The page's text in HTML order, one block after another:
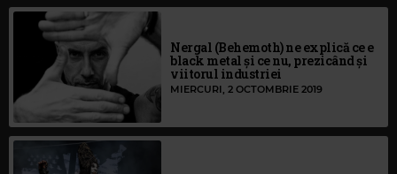
Nergal (Behemoth) ne explică ce e
black metal și ce nu, prezicând și
viitorul industriei
MIERCURI, 2 OCTOMBRIE 2019